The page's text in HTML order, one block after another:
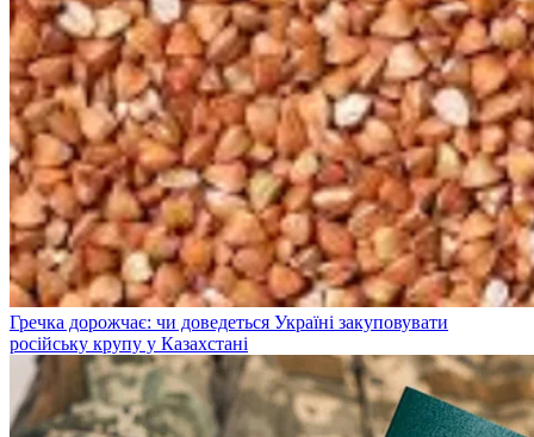
Гречка дорожчає: чи доведеться Україні закуповувати
російську крупу у Казахстані